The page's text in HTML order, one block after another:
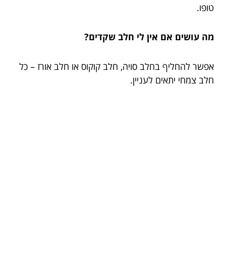
טופו.
מה עושים אם אין לי חלב שקדים?
אפשר להחליף בחלב סויה, חלב קוקוס או חלב אורז – כל
חלב צמחי יתאים לעניין.